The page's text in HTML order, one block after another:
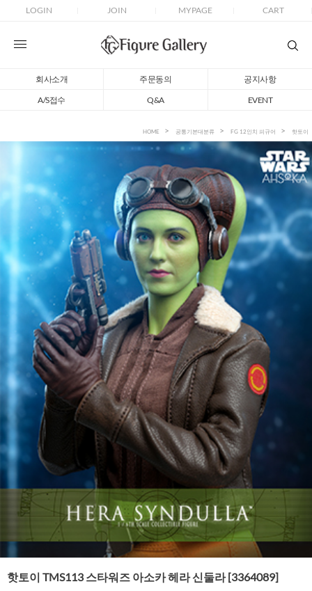
LOGIN JOIN MYPAGE CART
회사소개 주문동의
공지사항
A/S접수
Q&A EVENT
HOME 공통기본대분류 FG 12인치 피규어 핫토이
핫토이 TMS113 스타워즈 아소카 헤라 신둘라 [3364089]